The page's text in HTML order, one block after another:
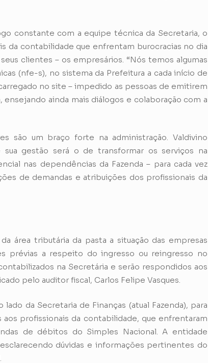
constante com a equipe técnica da Secretaria, o
da contabilidade que enfrentam burocracias no dia
clientes – os empresários. “Nós temos algumas
(nfe-s), no sistema da Prefeitura a cada início de
no site – impedido as pessoas de emitirem
ensejando ainda mais diálogos e colaboração com a
são um braço forte na administração. Valdivino
gestão será o de transformar os serviços na
nas dependências da Fazenda – para cada vez
de demandas e atribuições dos profissionais da
área tributária da pasta a situação das empresas
prévias a respeito do ingresso ou reingresso no
na Secretária e serão respondidos aos
pelo auditor fiscal, Carlos Felipe Vasques.
da Secretaria de Finanças (atual Fazenda), para
profissionais da contabilidade, que enfrentaram
de débitos do Simples Nacional. A entidade
dúvidas e informações pertinentes do